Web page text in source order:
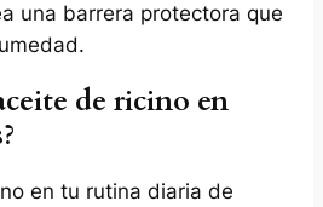
una barrera protectora que
de ricino en
en tu rutina diaria de